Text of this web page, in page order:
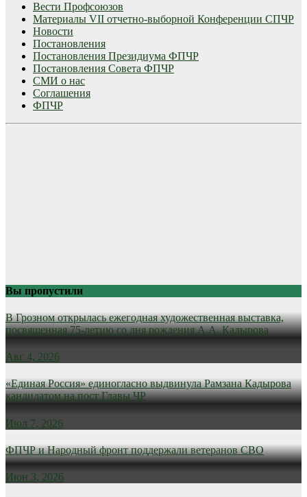
Вести Профсоюзов
Материалы VII отчетно-выборной Конференции СПЧР
Новости
Постановления
Постановления Президиума ФПЧР
Постановления Совета ФПЧР
СМИ о нас
Соглашения
ФПЧР
Вы пропустили
В Грозном открылась ежегодная художественная выставка,
посвященная 75-летию со дня рождения А.А. Кадырова
Авг 4, 2026
«Единая Россия» единогласно выдвинула Рамзана Кадырова
кандидатом на пост Главы ЧР
Июл 7, 2026
ФПЧР и Народный фронт поддержали ветеранов СВО
Июн 3, 2026